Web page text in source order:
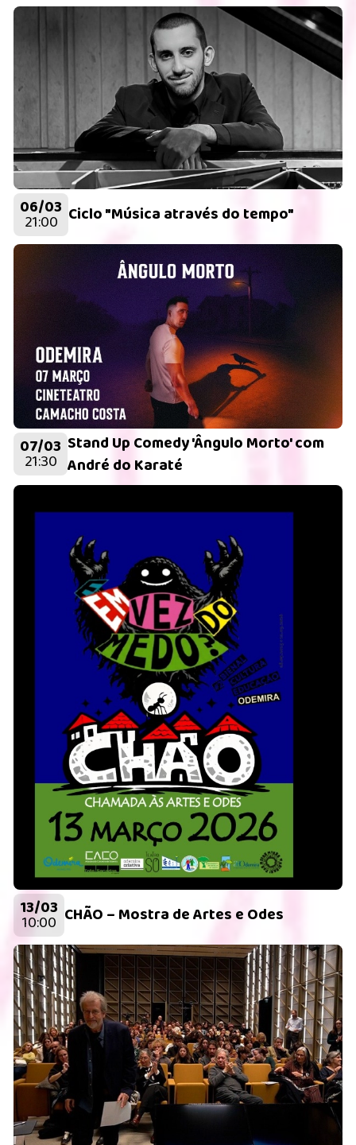
06/03
21:00 Ciclo "Música através do tempo"
07/03
21:30
Stand Up Comedy 'Ângulo Morto' com
André do Karaté
13/03
10:00 CHÃO – Mostra de Artes e Odes